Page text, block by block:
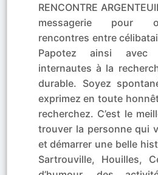
RENCONTRE
messagerie pour
rencontres entre
Papotez ainsi avec
internautes à la
durable. Soyez
exprimez en toute
recherchez. C’est le
trouver la personne qui
et démarrer une belle
Sartrouville, Houilles,